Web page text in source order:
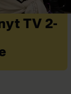
TV 2-